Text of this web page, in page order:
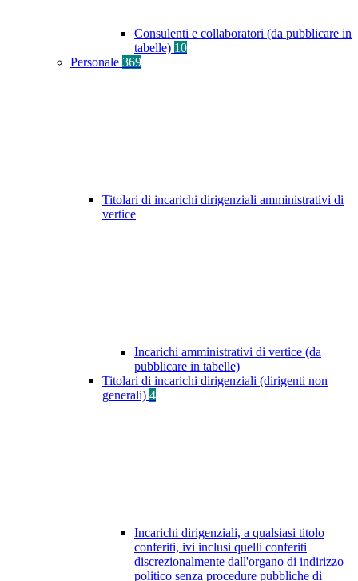
Consulenti e collaboratori (da pubblicare in
tabelle) 10
Personale 369
Titolari di incarichi dirigenziali amministrativi di
vertice
Incarichi amministrativi di vertice (da
pubblicare in tabelle)
Titolari di incarichi dirigenziali (dirigenti non
generali) 4
Incarichi dirigenziali, a qualsiasi titolo
conferiti, ivi inclusi quelli conferiti
discrezionalmente dall'organo di indirizzo
politico senza procedure pubbliche di